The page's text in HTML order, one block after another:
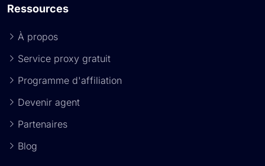
Ressources
À propos
Service proxy gratuit
Programme d'affiliation
Devenir agent
Partenaires
Blog